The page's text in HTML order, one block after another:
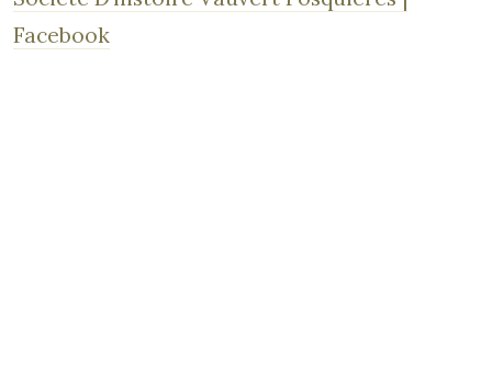
Facebook